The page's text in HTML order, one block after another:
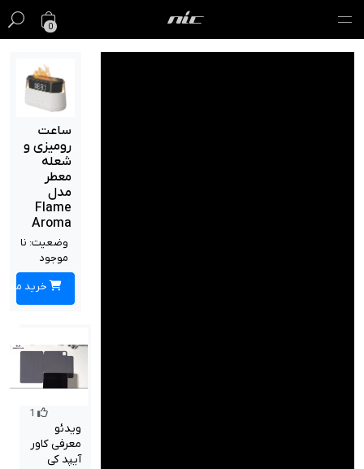
ساعت
رومیزی و
شعله
معطر
مدل
Flame
Aroma
وضعیت:نا
موجود
خرید محصول
1
ویدئو
معرفی کاور
آیپد کی